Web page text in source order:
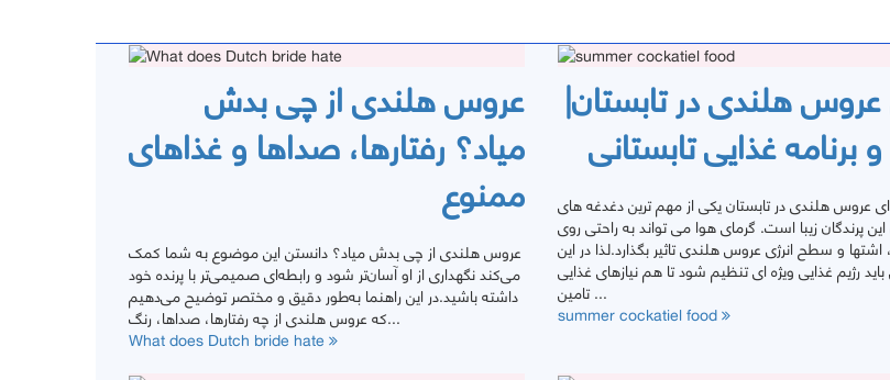
عروس هلندی از چی بدش
میاد؟ رفتارها، صداها و غذاهای
ممنوع
عروس هلندی از چی بدش میاد؟ دانستن این موضوع به شما کمک
می‌کند نگهداری از او آسان‌تر شود و رابطه‌ای صمیمی‌تر با پرنده خود
داشته باشید.در این راهنما به‌طور دقیق و مختصر توضیح می‌دهیم
که عروس هلندی از چه رفتارها، صداها، رنگ...
What does Dutch bride hate
هلندی در تابستان|
برنامه غذایی تابستانی
عروس هلندی در تابستان یکی از مهم ترین دغدغه های
پرندگان زیبا است. گرمای هوا می تواند به راحتی روی
و سطح انرژی عروس هلندی تاثیر بگذارد.لذا در این
رژیم غذایی ویژه ای تنظیم شود تا هم نیازهای غذایی
تامین ...
summer cockatiel food